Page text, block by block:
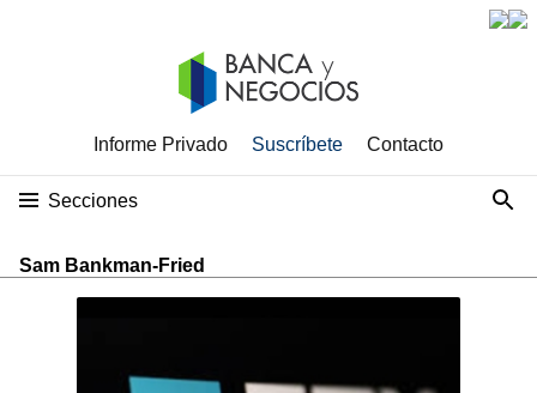
Informe Privado Suscríbete Contacto
Secciones
Sam Bankman-Fried